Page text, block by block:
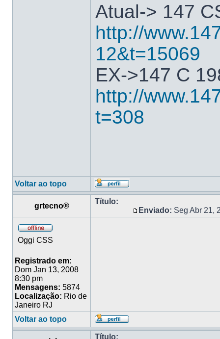
Atual-> 147
http://
12&t=15069
EX->147 C
http://
t=308
Voltar ao topo
grtecno®
Título:
Enviado: Seg Abr 21,
Oggi CSS
Registrado em:
Dom Jan 13, 2008
8:30 pm
Mensagens: 5874
Localização: Rio de
Janeiro RJ
Voltar ao topo
Título: